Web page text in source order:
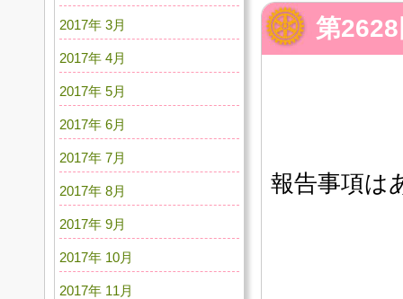
第
報告事項は
2017年 3月
2017年 4月
2017年 5月
2017年 6月
2017年 7月
2017年 8月
2017年 9月
2017年 10月
2017年 11月